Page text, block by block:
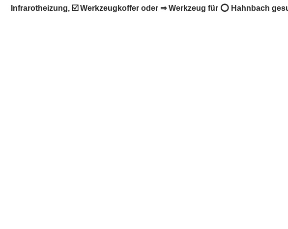
Infrarotheizung, ☑️ Werkzeugkoffer oder ⇒ Werkzeug für ⭕ Hahnbach